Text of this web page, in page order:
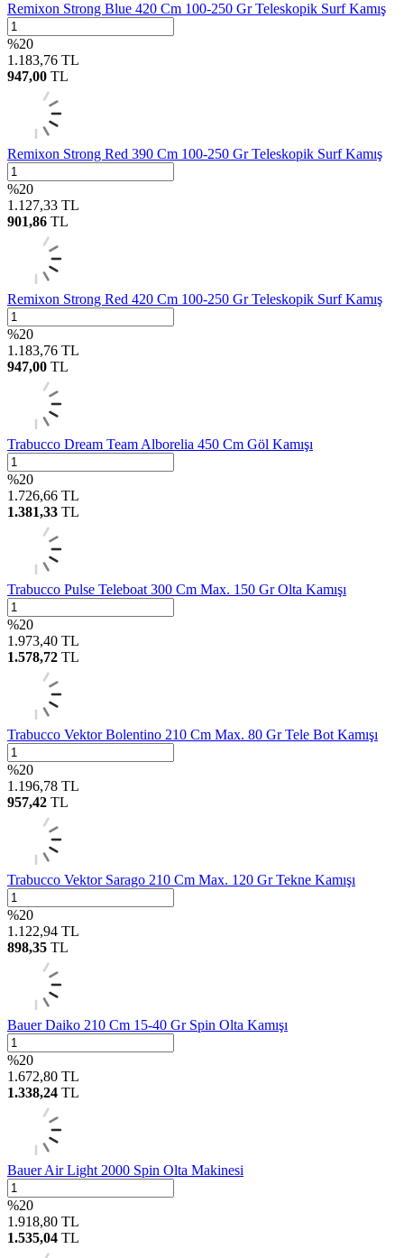
Remixon Strong Blue 420 Cm 100-250 Gr Teleskopik Surf Kamış
%20
1.183,76 TL
947,00 TL
Remixon Strong Red 390 Cm 100-250 Gr Teleskopik Surf Kamış
%20
1.127,33 TL
901,86 TL
Remixon Strong Red 420 Cm 100-250 Gr Teleskopik Surf Kamış
%20
1.183,76 TL
947,00 TL
Trabucco Dream Team Alborelia 450 Cm Göl Kamışı
%20
1.726,66 TL
1.381,33 TL
Trabucco Pulse Teleboat 300 Cm Max. 150 Gr Olta Kamışı
%20
1.973,40 TL
1.578,72 TL
Trabucco Vektor Bolentino 210 Cm Max. 80 Gr Tele Bot Kamışı
%20
1.196,78 TL
957,42 TL
Trabucco Vektor Sarago 210 Cm Max. 120 Gr Tekne Kamışı
%20
1.122,94 TL
898,35 TL
Bauer Daiko 210 Cm 15-40 Gr Spin Olta Kamışı
%20
1.672,80 TL
1.338,24 TL
Bauer Air Light 2000 Spin Olta Makinesi
%20
1.918,80 TL
1.535,04 TL